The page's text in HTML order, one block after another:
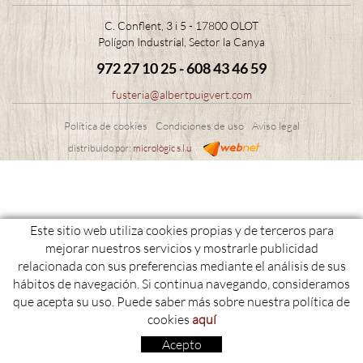
C. Conflent, 3 i 5 - 17800 OLOT
Polígon Industrial, Sector la Canya
972 27 10 25 - 608 43 46 59
fusteria@albertpuigvert.com
Política de cookies Condiciones de uso Aviso legal
distribuido por: micrològic s.l.u
Este sitio web utiliza cookies propias y de terceros para
mejorar nuestros servicios y mostrarle publicidad
relacionada con sus preferencias mediante el análisis de sus
hábitos de navegación. Si continua navegando, consideramos
que acepta su uso. Puede saber más sobre nuestra política de
cookies aquí
Acepto